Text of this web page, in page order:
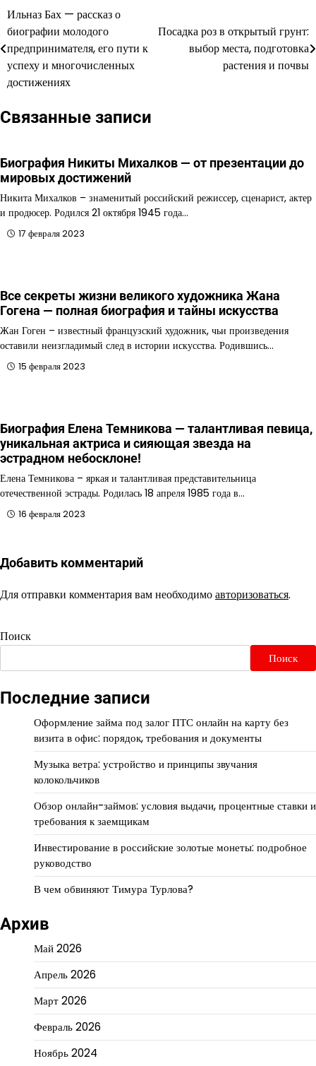
Навигация
по
записям
Ильназ Бах — рассказ о
биографии молодого
предпринимателя, его пути к
успеху и многочисленных
достижениях
Посадка роз в открытый грунт:
выбор места, подготовка
растения и почвы
Связанные записи
Биография Никиты Михалков — от презентации до
мировых достижений
Никита Михалков – знаменитый российский режиссер, сценарист, актер
и продюсер. Родился 21 октября 1945 года…
17 февраля 2023
Все секреты жизни великого художника Жана
Гогена — полная биография и тайны искусства
Жан Гоген – известный французский художник, чьи произведения
оставили неизгладимый след в истории искусства. Родившись…
15 февраля 2023
Биография Елена Темникова — талантливая певица,
уникальная актриса и сияющая звезда на
эстрадном небосклоне!
Елена Темникова – яркая и талантливая представительница
отечественной эстрады. Родилась 18 апреля 1985 года в…
16 февраля 2023
Добавить комментарий
Для отправки комментария вам необходимоавторизоваться.
Поиск
Поиск
Последние записи
Оформление займа под залог ПТС онлайн на карту без
визита в офис: порядок, требования и документы
Музыка ветра: устройство и принципы звучания
колокольчиков
Обзор онлайн-займов: условия выдачи, процентные ставки и
требования к заемщикам
Инвестирование в российские золотые монеты: подробное
руководство
В чем обвиняют Тимура Турлова?
Архив
Май 2026
Апрель 2026
Март 2026
Февраль 2026
Ноябрь 2024